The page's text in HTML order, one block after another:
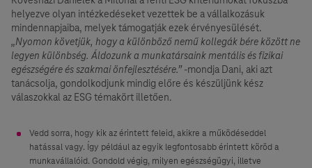
helyezve olyan intézkedéseket vezettek be a vállalkozásuk
mindennapjaiba, melyek támogatják ezek érvényesülését.
„Nyomon követjük, hogy a különböző nemű kollegák bére között ne
legyen különbség. Áldozunk a munkatársaink mentális és fizikai
egészségére és szakmai önfejlesztésére.”-mondja Dani, aki azt
tanácsolja, gondolkodjunk mindig előre és készüljünk kész
válaszokkal az ESG témakört illetően.
Vedd sorra, hogy kik az érintett feleid, akikre a működéseddel
hatással vagy. Így például az egyik legfontosabb érintett köröd a
munkavállalóid. Gondold végig, milyen egészségügyi, illetve